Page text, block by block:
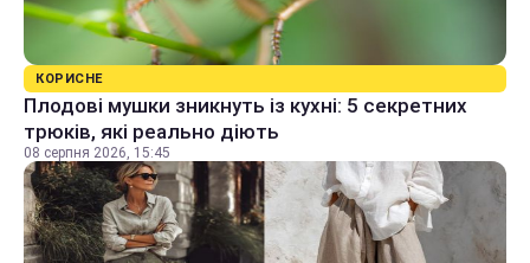
КОРИСНЕ
Плодові мушки зникнуть із кухні: 5 секретних
трюків, які реально діють
08 серпня 2026, 15:45